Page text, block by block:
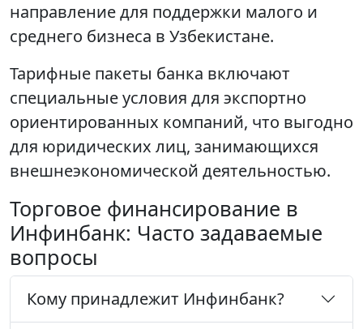
направление для поддержки малого и
среднего бизнеса в Узбекистане.
Тарифные пакеты банка включают
специальные условия для экспортно
ориентированных компаний, что выгодно
для юридических лиц, занимающихся
внешнеэкономической деятельностью.
Торговое финансирование в
Инфинбанк: Часто задаваемые
вопросы
Кому принадлежит Инфинбанк?